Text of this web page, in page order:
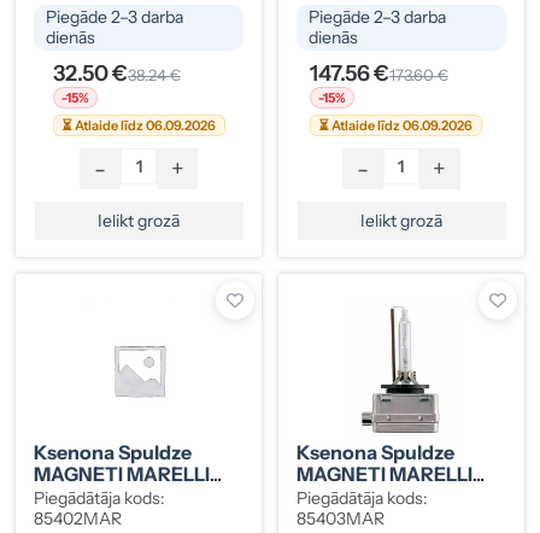
Piegāde 2–3 darba
dienās
32.50 €38.24 €
-15%
⏳ Atlaide līdz 06.09.2026
- +
Ielikt grozā
Piegāde 2–3 darba
dienās
147.56 €173.60 €
-15%
⏳ Atlaide līdz 06.09.2026
- +
Ielikt grozā
Ksenona Spuldze
MAGNETI MARELLI
D1S (85402MAR)
Piegādātāja kods:
85402MAR
Ksenona Spuldze
MAGNETI MARELLI
D3S (85403MAR)
Piegādātāja kods:
85403MAR